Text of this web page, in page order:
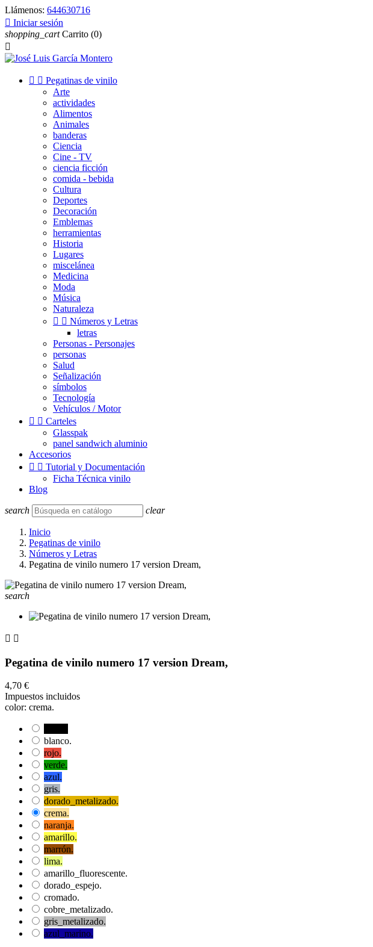
Llámenos: 644630716
 Iniciar sesión
shopping_cart Carrito (0)

  Pegatinas de vinilo
Arte
actividades
Alimentos
Animales
banderas
Ciencia
Cine - TV
ciencia ficción
comida - bebida
Cultura
Deportes
Decoración
Emblemas
herramientas
Historia
Lugares
miscelánea
Medicina
Moda
Música
Naturaleza
  Números y Letras
letras
Personas - Personajes
personas
Salud
Señalización
símbolos
Tecnología
Vehículos / Motor
  Carteles
Glasspak
panel sandwich aluminio
Accesorios
  Tutorial y Documentación
Ficha Técnica vinilo
Blog
search clear
Inicio
Pegatinas de vinilo
Números y Letras
Pegatina de vinilo numero 17 version Dream,
search
 
Pegatina de vinilo numero 17 version Dream,
4,70 €
Impuestos incluidos
color: crema.
blanco.
rojo.
verde.
azul.
gris.
dorado_metalizado.
crema.
naranja.
amarillo.
marrón.
lima.
amarillo_fluorescente.
dorado_espejo.
cromado.
cobre_metalizado.
gris_metalizado.
azul_marino.